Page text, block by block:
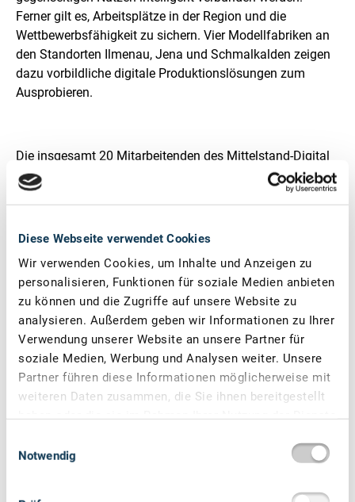
Diese Webseite verwendet Cookies
Wir verwenden Cookies, um Inhalte und Anzeigen zu
personalisieren, Funktionen für soziale Medien anbieten
zu können und die Zugriffe auf unsere Website zu
analysieren. Außerdem geben wir Informationen zu Ihrer
Verwendung unserer Website an unsere Partner für
soziale Medien, Werbung und Analysen weiter. Unsere
Partner führen diese Informationen möglicherweise mit
weiteren Daten zusammen, die Sie ihnen bereitgestellt
haben oder die sie im Rahmen Ihrer Nutzung der Dienste
Notwendig
Ferner gilt es, Arbeitsplätze in der Region und die
Wettbewerbsfähigkeit zu sichern. Vier Modellfabriken an
den Standorten Ilmenau, Jena und Schmalkalden zeigen
dazu vorbildliche digitale Produktionslösungen zum
Ausprobieren.
Die insgesamt 20 Mitarbeitenden des Mittelstand-Digital
Zentrums unterstützen Firmen durch Veranstaltungen,
Workshops, Projekte und Expertenkontakte. Überdies
die Kleinbetriebe unter konventioneller Arbeitsweise nicht
und Ressourcen verbessert nicht nur das
Innovationspotential. Es ermöglicht auch
Produktentwicklungen, Großaufträge oder
Serviceangebote, um für die Märkte von morgen besser
aufgestellt zu sein.
www.zentrum-ilmenau.digital